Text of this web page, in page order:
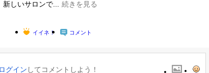
新しいサロンで... 続きを見る
イイネ！ コメント
グイン してコメントしよう！